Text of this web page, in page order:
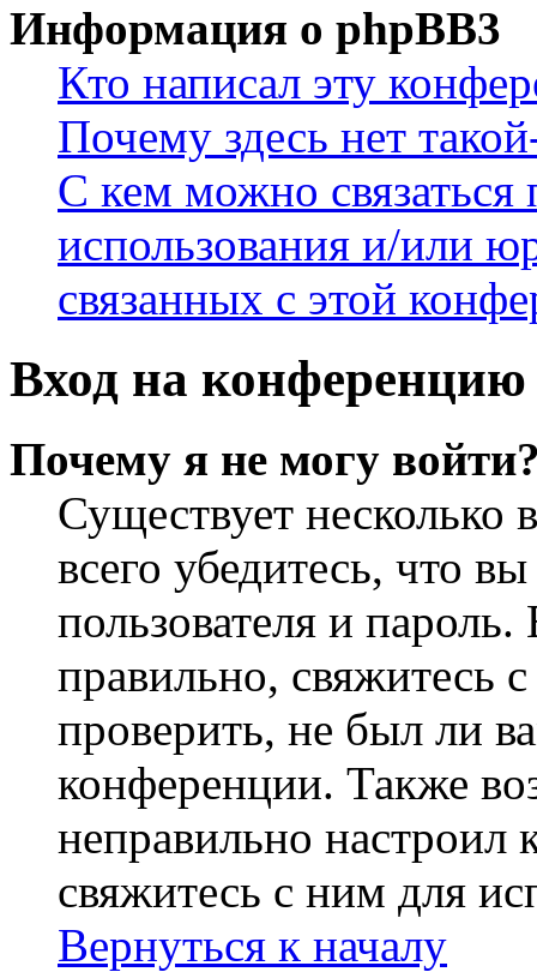
Информация о phpBB3
Кто написал эту
Почему здесь нет
С кем можно связаться
использования и/или
связанных с этой
Вход на конференцию
Почему я не могу
Существует
всего убедитесь, что
пользователя и
правильно, свяжитесь
проверить, не был ли
конференции. Также
неправильно
свяжитесь с ним для
Вернуться к началу